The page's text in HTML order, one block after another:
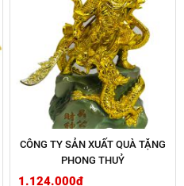
CÔNG TY SẢN XUẤT QUÀ TẶNG
PHONG THUỶ
1.124.000đ